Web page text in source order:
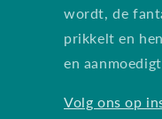
wordt, de
prikkelt en
en
Volg ons op